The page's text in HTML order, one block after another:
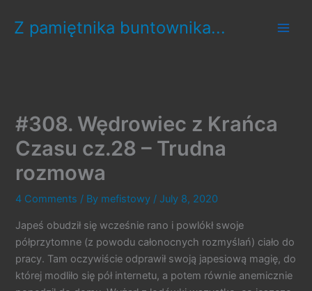
content
Z pamiętnika buntownika...
#308. Wędrowiec z Krańca
Czasu cz.28 – Trudna
rozmowa
4 Comments / By mefistowy / July 8, 2020
Japeś obudził się wcześnie rano i powlókł swoje
półprzytomne (z powodu całonocnych rozmyślań) ciało do
pracy. Tam oczywiście odprawił swoją japesiową magię, do
której modliło się pół internetu, a potem równie anemicznie